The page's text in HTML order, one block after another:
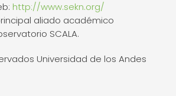
http://www.sekn.org/
aliado académico
SCALA.
Universidad de los Andes